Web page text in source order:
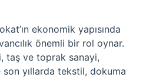
ekonomik yapısında
önemli bir rol oynar.
taş ve toprak sanayi,
son yıllarda tekstil, dokuma